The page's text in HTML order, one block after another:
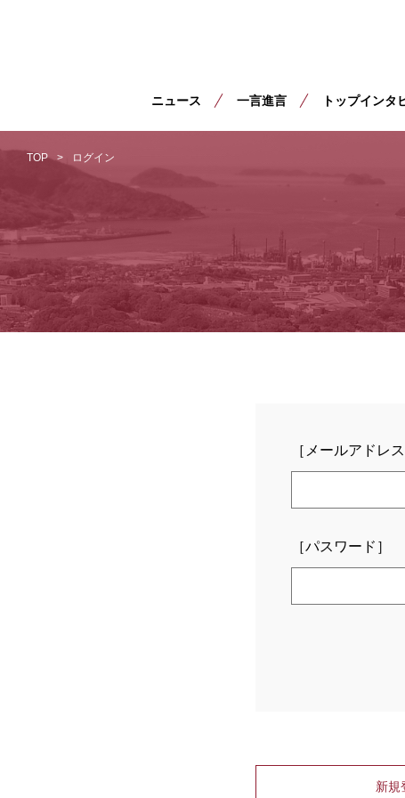
ニュース 一言進言 トップインタ
TOP ログイン
［メールアドレス
［パスワード］
新規